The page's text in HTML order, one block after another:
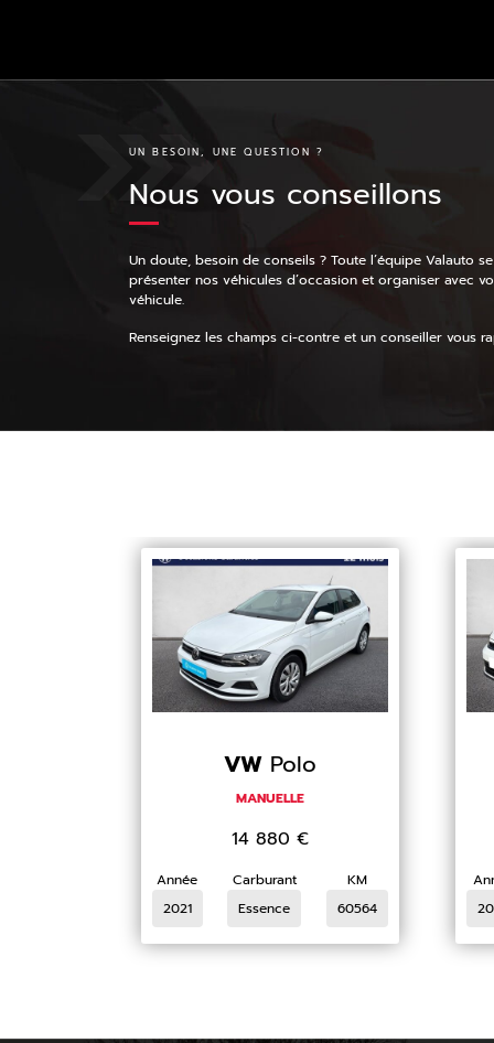
UN BESOIN, UNE QUESTION ?
Nous vous conseillons
Un doute, besoin de conseils ? Toute l’équipe Valauto
présenter nos véhicules d’occasion et organiser avec
véhicule.
Renseignez les champs ci-contre et un conseiller vous
VW Polo
MANUELLE
14 880 €
Année
2021
Carburant
Essence
KM
60564